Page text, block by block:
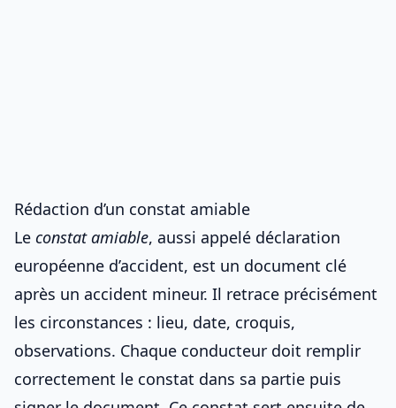
Rédaction d’un constat amiable
Le constat amiable, aussi appelé déclaration
européenne d’accident, est un document clé
après un accident mineur. Il retrace précisément
les circonstances : lieu, date, croquis,
observations. Chaque conducteur doit remplir
correctement le constat dans sa partie puis